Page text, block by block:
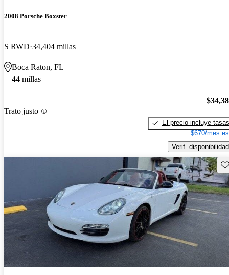
2008 Porsche Boxster
S RWD 34,404 millas
Boca Raton, FL
44 millas
Trato justo
El precio incluye tasas
$670/mes
Verif. disponibilidad